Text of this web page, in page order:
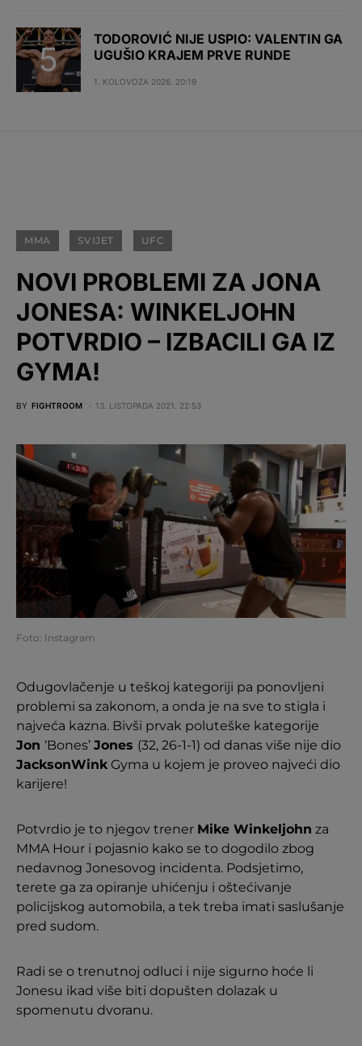
TODOROVIĆ NIJE USPIO: VALENTIN GA
UGUŠIO KRAJEM PRVE RUNDE
1. KOLOVOZA 2026. 20:19
MMA SVIJET UFC
NOVI PROBLEMI ZA JONA
JONESA: WINKELJOHN
POTVRDIO – IZBACILI GA IZ
GYMA!
BY FIGHTROOM 13. LISTOPADA 2021. 22:53
Foto: Instagram
Odugovlačenje u teškoj kategoriji pa ponovljeni
problemi sa zakonom, a onda je na sve to stigla i
najveća kazna. Bivši prvak poluteške kategorije
Jon ‘Bones’ Jones (32, 26-1-1) od danas više nije dio
JacksonWink Gyma u kojem je proveo najveći dio
karijere!
Potvrdio je to njegov trener Mike Winkeljohn za
MMA Hour i pojasnio kako se to dogodilo zbog
nedavnog Jonesovog incidenta. Podsjetimo,
terete ga za opiranje uhićenju i oštećivanje
policijskog automobila, a tek treba imati saslušanje
pred sudom.
Radi se o trenutnoj odluci i nije sigurno hoće li
Jonesu ikad više biti dopušten dolazak u
spomenutu dvoranu.